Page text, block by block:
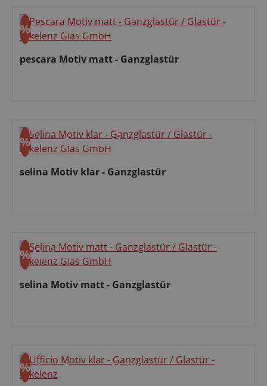
Rabatt
%ohne ExpressAktion
pescara Motiv matt - Ganzglastür
Rabatt
%ohne ExpressAktion
selina Motiv klar - Ganzglastür
Rabatt
%Aktion
selina Motiv matt - Ganzglastür
Rabatt
%ohne ExpressAktion